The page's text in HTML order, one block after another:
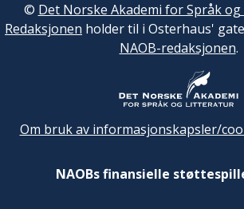
© Det Norske Akademi for Språk
Redaksjonen holder til i Osterhaus'
NAOB-redaksjonen.
Om bruk av informasjonskapsler/
NAOBs finansielle